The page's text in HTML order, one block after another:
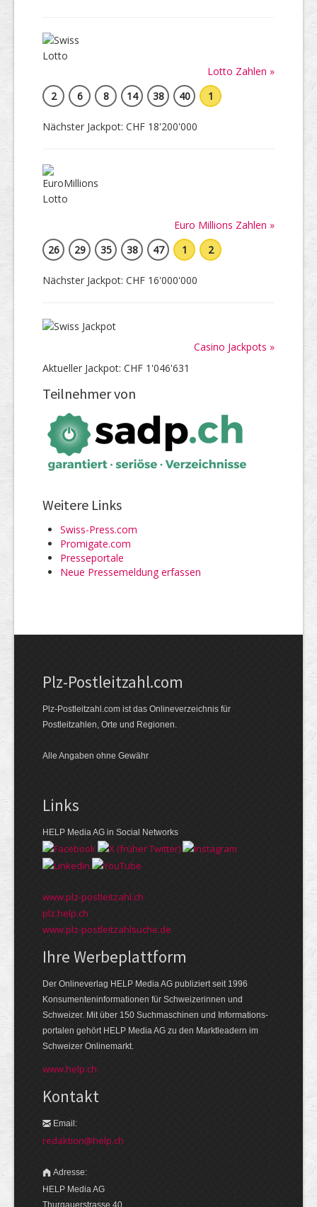
Lotto Zahlen »
2
6 8 14 38 40 1
Nächster Jackpot: CHF 18'200'000
Euro Millions Zahlen »
26
29 35 38 47 1 2
Nächster Jackpot: CHF 16'000'000
Casino Jackpots »
Aktueller Jackpot: CHF 1'046'631
Teilnehmer von
Weitere Links
Swiss-Press.com
Promigate.com
Presseportale
Neue Pressemeldung erfassen
Plz-Postleitzahl.com
Plz-Postleitzahl.com ist das Onlineverzeichnis für
Postleitzahlen, Orte und Regionen.
Alle Angaben ohne Gewähr
Links
HELP Media AG in Social Networks
www.plz-postleitzahl.ch
plz.help.ch
www.plz-postleitzahlsuche.de
Ihre Werbeplattform
Der Onlineverlag HELP Media AG publiziert seit 1996
Konsumenten­informationen für Schweizerinnen und
Schweizer. Mit über 150 Suchmaschinen und Informations­
portalen gehört HELP Media AG zu den Markt­leadern im
Schweizer Onlinemarkt.
www.help.ch
Kontakt
Email:
redaktion@help.ch
Adresse:
HELP Media AG
Thurgauerstrasse 40